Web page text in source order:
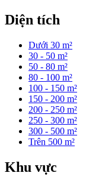
Diện tích
Dưới 30 m²
30 - 50 m²
50 - 80 m²
80 - 100 m²
100 - 150 m²
150 - 200 m²
200 - 250 m²
250 - 300 m²
300 - 500 m²
Trên 500 m²
Khu vực